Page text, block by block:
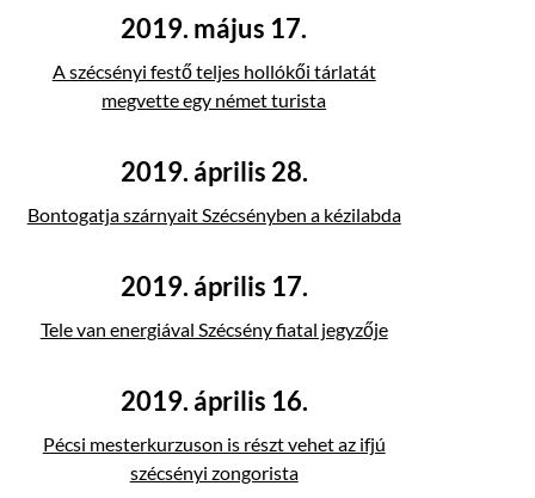
2019. május 17.
A szécsényi festő teljes hollókői tárlatát
megvette egy német turista
2019. április 28.
Bontogatja szárnyait Szécsényben a kézilabda
2019. április 17.
Tele van energiával Szécsény fiatal jegyzője
2019. április 16.
Pécsi mesterkurzuson is részt vehet az ifjú
szécsényi zongorista